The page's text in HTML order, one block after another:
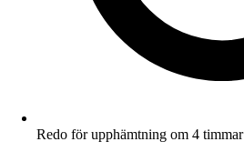
Redo för upphämtning om 4 timmar